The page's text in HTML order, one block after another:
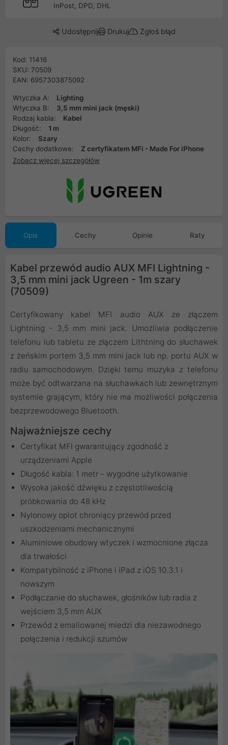
InPost, DPD, DHL
Udostępnij Drukuj Zgłoś błąd
Kod: 11416
SKU: 70509
EAN: 6957303875092
Wtyczka A:
Lighting
Wtyczka B:
3,5 mm mini jack (męski)
Rodzaj kabla:
Kabel
Długość:
1 m
Kolor:
Szary
Cechy dodatkowe:
Z certyfikatem MFi - Made For iPhone
Zobacz więcej szczegółów
Opis Cechy Opinie Raty
Kabel przewód audio AUX MFI Lightning -
3,5 mm mini jack Ugreen - 1m szary
(70509)
Certyfikowany kabel MFI audio AUX ze złączem
Lightning - 3,5 mm mini jack. Umożliwia podłączenie
telefonu lub tabletu ze złączem Lithtning do słuchawek
z żeńskim portem 3,5 mm mini jack lub np. portu AUX w
radiu samochodowym. Dzięki temu muzyka z telefonu
może być odtwarzana na słuchawkach lub zewnętrznym
systemie grającym, który nie ma możliwości połączenia
bezprzewodowego Bluetooth.
Najważniejsze cechy
Certyfikat MFI gwarantujący zgodność z
urządzeniami Apple
Długość kabla: 1 metr – wygodne użytkowanie
Wysoka jakość dźwięku z częstotliwością
próbkowania do 48 kHz
Nylonowy oplot chroniący przewód przed
uszkodzeniami mechanicznymi
Aluminiowe obudowy wtyczek i wzmocnione złącza
dla trwałości
Kompatybilność z iPhone i iPad z iOS 10.3.1 i
nowszym
Podłączanie do słuchawek, głośników lub radia z
wejściem 3,5 mm AUX
Przewód z emaliowanej miedzi dla niezawodnego
połączenia i redukcji szumów